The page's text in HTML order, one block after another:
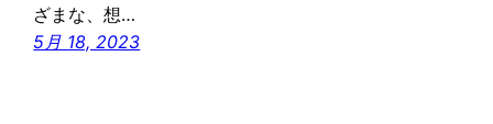
ざまな、想…
5月 18, 2023